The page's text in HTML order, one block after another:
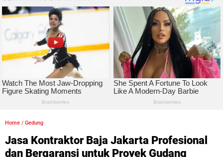
Home / Gedung
Jasa Kontraktor Baja Jakarta Profesional
dan Bergaransi untuk Proyek Gudang